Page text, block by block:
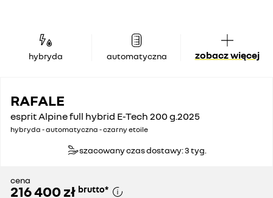
hybryda automatyczna zobacz więcej
RAFALE
esprit Alpine full hybrid E-Tech 200 g.2025
hybryda - automatyczna - czarny etoile
szacowany czas dostawy: 3 tyg.
cena
216 400 zł brutto*